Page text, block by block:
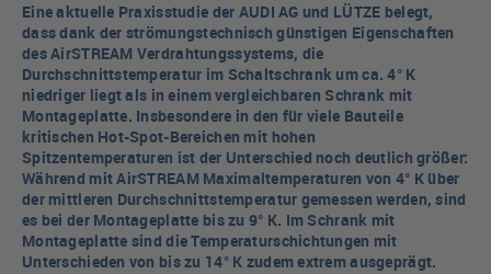
Eine aktuelle Praxisstudie der AUDI AG und LÜTZE belegt,
dass dank der strömungstechnisch günstigen Eigenschaften
des AirSTREAM Verdrahtungssystems, die
Durchschnittstemperatur im Schaltschrank um ca. 4° K
niedriger liegt als in einem vergleichbaren Schrank mit
Montageplatte. Insbesondere in den für viele Bauteile
kritischen Hot-Spot-Bereichen mit hohen
Spitzentemperaturen ist der Unterschied noch deutlich größer:
Während mit AirSTREAM Maximaltemperaturen von 4° K über
der mittleren Durchschnittstemperatur gemessen werden, sind
es bei der Montageplatte bis zu 9° K. Im Schrank mit
Montageplatte sind die Temperaturschichtungen mit
Unterschieden von bis zu 14° K zudem extrem ausgeprägt.